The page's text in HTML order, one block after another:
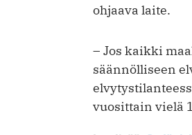
ohjaava laite.
– Jos kaikki
säännölliseen
vuosittain vielä